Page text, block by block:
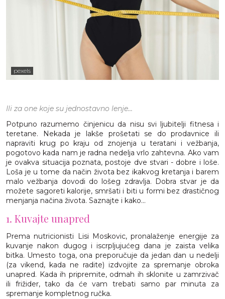
pexels
Ili za one koje su jednostavno lenje...
Potpuno razumemo činjenicu da nisu svi ljubitelji fitnesa i
teretane. Nekada je lakše prošetati se do prodavnice ili
napraviti krug po kraju od znojenja u teratani i vežbanja,
pogotovo kada nam je radna nedelja vrlo zahtevna. Ako vam
je ovakva situacija poznata, postoje dve stvari - dobre i loše.
Loša je u tome da način života bez ikakvog kretanja i barem
malo vežbanja dovodi do lošeg zdravlja. Dobra stvar je da
možete sagoreti kalorije, smršati i biti u formi bez drastičnog
menjanja načina života. Saznajte i kako...
1. Kuvajte unapred
Prema nutricionisti Lisi Moskovic, pronalaženje energije za
kuvanje nakon dugog i iscrpljujućeg dana je zaista velika
bitka. Umesto toga, ona preporučuje da jedan dan u nedelji
(za vikend, kada ne radite) izdvojite za spremanje obroka
unapred. Kada ih pripremite, odmah ih sklonite u zamrzivač
ili frižider, tako da će vam trebati samo par minuta za
spremanje kompletnog ručka.